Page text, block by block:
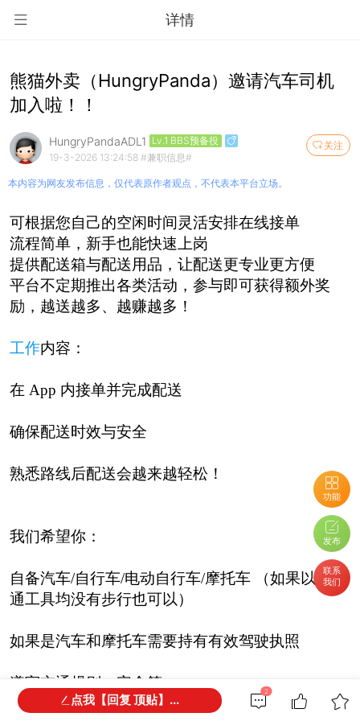
详情
功能
发布
联系
我们
熊猫外卖（HungryPanda）邀请汽车司机
加入啦！！
关注
HungryPandaADL1 Lv.1 BBS预备役
19-3-2026 13:24:58 #兼职信息#
本内容为网友发布信息，仅代表原作者观点，不代表本平台立场。
可根据您自己的空闲时间灵活安排在线接单
流程简单，新手也能快速上岗
提供配送箱与配送用品，让配送更专业更方便
平台不定期推出各类活动，参与即可获得额外奖
励，越送越多、越赚越多！
工作内容：
在 App 内接单并完成配送
确保配送时效与安全
熟悉路线后配送会越来越轻松！
我们希望你：
自备汽车/自行车/电动自行车/摩托车 （如果以上交
通工具均没有步行也可以）
如果是汽车和摩托车需要持有有效驾驶执照
遵守交通规则，安全第一
2
点我【回复 顶贴】...